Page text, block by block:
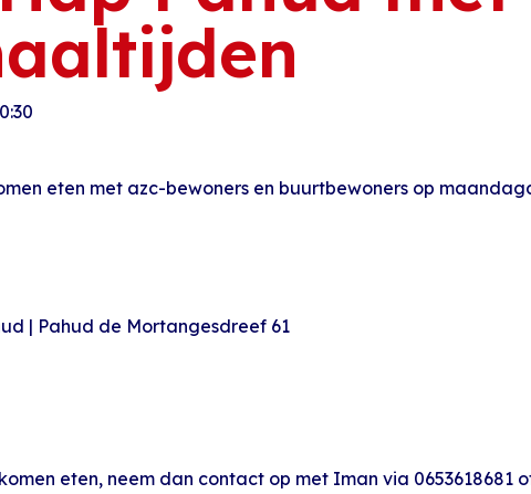
eten met azc-bewoners en buurtbewoners op
| Pahud de Mortangesdreef 61
eten, neem dan contact op met Iman via 0653618681